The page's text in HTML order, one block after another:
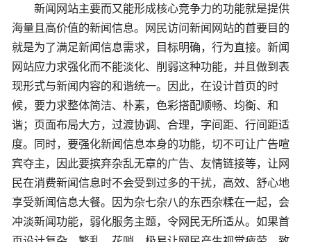
新闻网站主要而又能形成核心竞争力的功能就是提供
海量且高价值的新闻信息。网民访问新闻网站的首要目的
就是为了满足新闻信息需求，目标明确，行为直接。新闻
网站应力求强化而不能淡化、削弱这种功能，并且做到表
现形式与新闻内容的和谐统一。因此，在设计首页的时
候，要力求整体简洁、朴素，色彩搭配顺畅、均衡、和
谐；页面布局大方，过渡协调、合理，字间距、行间距适
度。同时，要强化新闻信息本身的功能，切不可让广告喧
宾夺主，因此要摈弃杂乱无章的广告、友情链接等，让网
民在消费新闻信息时不会受到过多的干扰，高效、舒心地
享受新闻信息大餐。因为杂七杂八的东西杂糅在一起，会
冲淡新闻功能，弱化服务主题，令网民无所适从。如果首